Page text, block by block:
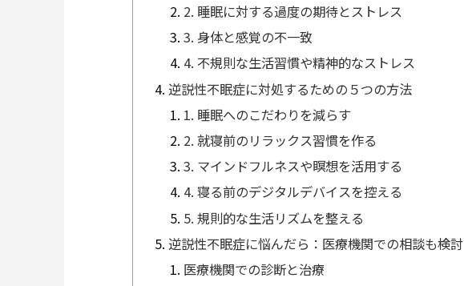
2. 睡眠に対する過度の期待とストレス
3. 身体と感覚の不一致
4. 不規則な生活習慣や精神的なストレス
逆説性不眠症に対処するための５つの方法
1. 睡眠へのこだわりを減らす
2. 就寝前のリラックス習慣を作る
3. マインドフルネスや瞑想を活用する
4. 寝る前のデジタルデバイスを控える
5. 規則的な生活リズムを整える
逆説性不眠症に悩んだら：医療機関での相談も検討
医療機関での診断と治療